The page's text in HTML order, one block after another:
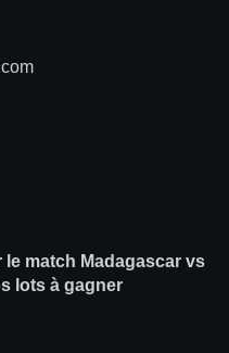
le match Madagascar vs
lots à gagner